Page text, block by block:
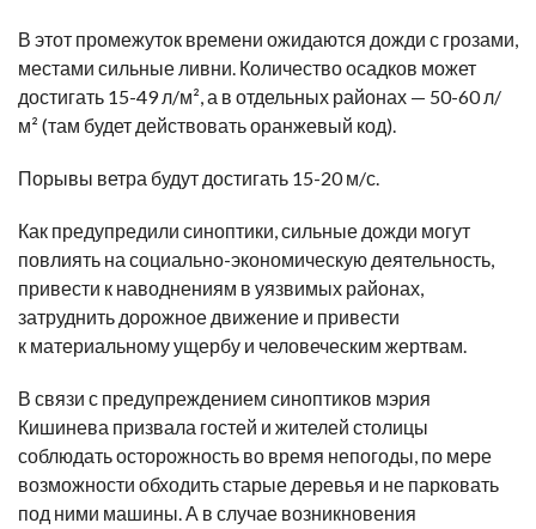
В этот промежуток времени ожидаются дожди с грозами,
местами сильные ливни. Количество осадков может
достигать 15-49 л/м², а в отдельных районах — 50-60 л/
м² (там будет действовать оранжевый код).
Порывы ветра будут достигать 15-20 м/с.
Как предупредили синоптики, сильные дожди могут
повлиять на социально-экономическую деятельность,
привести к наводнениям в уязвимых районах,
затруднить дорожное движение и привести
к материальному ущербу и человеческим жертвам.
В связи с предупреждением синоптиков мэрия
Кишинева призвала гостей и жителей столицы
соблюдать осторожность во время непогоды, по мере
возможности обходить старые деревья и не парковать
под ними машины. А в случае возникновения